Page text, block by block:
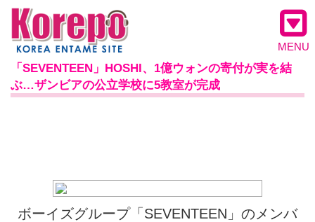
MENU
「SEVENTEEN」HOSHI、1億ウォンの寄付が実を結
ぶ…ザンビアの公立学校に5教室が完成
ボーイズグループ「SEVENTEEN」のメンバ